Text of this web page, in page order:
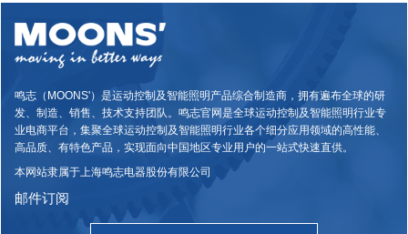
鸣志（MOONS'）是运动控制及智能照明产品综合制造商，拥有遍布全球的研
发、制造、销售、技术支持团队。鸣志官网是全球运动控制及智能照明行业专
业电商平台，集聚全球运动控制及智能照明行业各个细分应用领域的高性能、
高品质、有特色产品，实现面向中国地区专业用户的一站式快速直供。
本网站隶属于上海鸣志电器股份有限公司
邮件订阅